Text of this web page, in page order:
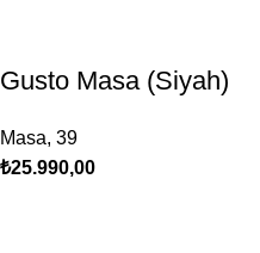
Gusto Masa (Siyah)
Masa, 39
₺25.990,00